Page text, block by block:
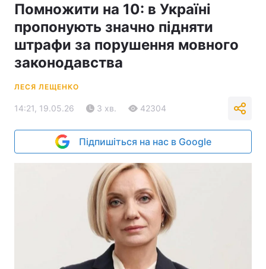
Помножити на 10: в Україні
пропонують значно підняти
штрафи за порушення мовного
законодавства
ЛЕСЯ ЛЕЩЕНКО
14:21, 19.05.26 3 хв. 42304
Підпишіться на нас в Google